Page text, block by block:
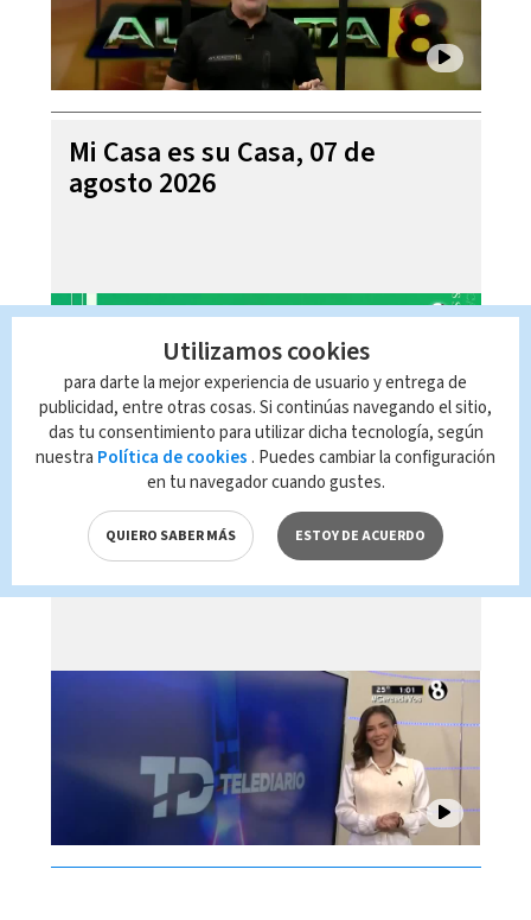
Mi Casa es su Casa, 07 de
agosto 2026
Telediario En Directo con Paula
Brenes, 07 de agosto 2026
Utilizamos cookies
para darte la mejor experiencia de usuario y entrega de
publicidad, entre otras cosas. Si continúas navegando el sitio,
das tu consentimiento para utilizar dicha tecnología, según
nuestra Política de cookies . Puedes cambiar la configuración
en tu navegador cuando gustes.
QUIERO SABER MÁS ESTOY DE ACUERDO